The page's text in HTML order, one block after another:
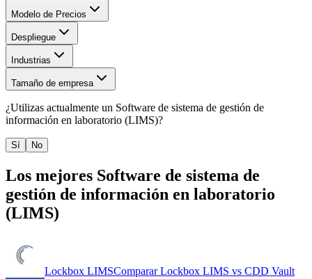
Modelo de Precios
Despliegue
Industrias
Tamaño de empresa
¿Utilizas actualmente un Software de sistema de gestión de
información en laboratorio (LIMS)?
Sí No
Los mejores Software de sistema de
gestión de información en laboratorio
(LIMS)
Lockbox LIMSComparar Lockbox LIMS vs CDD Vault